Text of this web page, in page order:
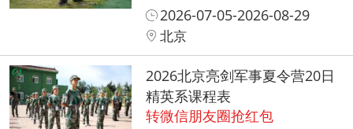
2026-07-05-2026-08-29
北京
2026北京亮剑军事夏令营20日
精英系课程表
转微信朋友圈抢红包